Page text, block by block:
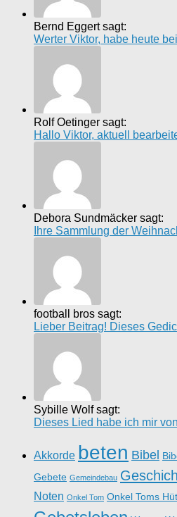
Bernd Eggert sagt:
Werter Viktor, habe heute
Rolf Oetinger sagt:
Hallo Viktor, aktuell
Debora Sundmäcker sagt:
Ihre Sammlung der
football bros sagt:
Lieber Beitrag! Dieses
Sybille Wolf sagt:
Dieses Lied habe ich mir
Akkorde beten Bibel
Gebete Gemeindebau
Noten Onkel Tom Onkel Toms